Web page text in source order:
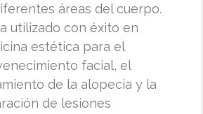
áreas del cuerpo.
utilizado con éxito en
estética para el
facial, el
de la alopecia y la
de lesiones